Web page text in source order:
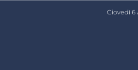
Giovedì 6